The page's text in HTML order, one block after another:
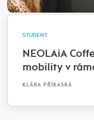
STUDENT
NEOLAiA
mobility v
KLÁRA PŘÍKASKÁ